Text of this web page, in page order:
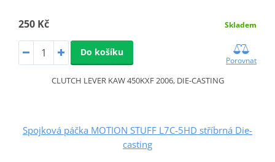
250 Kč Skladem
Do košíku
Porovnat
CLUTCH LEVER KAW 450KXF 2006, DIE-CASTING
Spojková páčka MOTION STUFF L7C-5HD stříbrná Die-
casting